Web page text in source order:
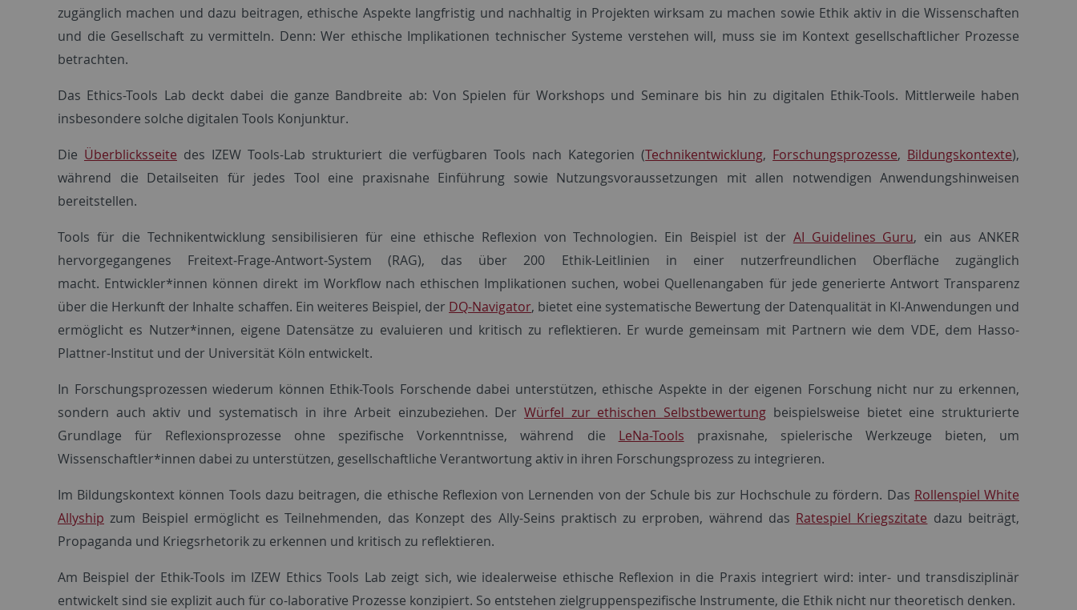
zugänglich machen und dazu beitragen, ethische Aspekte langfristig und nachhaltig in Projekten wirksam zu machen sowie Ethik aktiv in die Wissenschaften
und die Gesellschaft zu vermitteln. Denn: Wer ethische Implikationen technischer Systeme verstehen will, muss sie im Kontext gesellschaftlicher Prozesse
betrachten.
Das Ethics-Tools Lab deckt dabei die ganze Bandbreite ab: Von Spielen für Workshops und Seminare bis hin zu digitalen Ethik-Tools. Mittlerweile haben
insbesondere solche digitalen Tools Konjunktur.
Die Überblicksseite des IZEW Tools-Lab strukturiert die verfügbaren Tools nach Kategorien (Technikentwicklung, Forschungsprozesse, Bildungskontexte),
während die Detailseiten für jedes Tool eine praxisnahe Einführung sowie Nutzungsvoraussetzungen mit allen notwendigen Anwendungshinweisen
bereitstellen.
Tools für die Technikentwicklung sensibilisieren für eine ethische Reflexion von Technologien. Ein Beispiel ist der AI Guidelines Guru, ein aus ANKER
hervorgegangenes Freitext-Frage-Antwort-System (RAG), das über 200 Ethik-Leitlinien in einer nutzerfreundlichen Oberfläche zugänglich
macht. Entwickler*innen können direkt im Workflow nach ethischen Implikationen suchen, wobei Quellenangaben für jede generierte Antwort Transparenz
über die Herkunft der Inhalte schaffen. Ein weiteres Beispiel, der DQ-Navigator, bietet eine systematische Bewertung der Datenqualität in KI-Anwendungen und
ermöglicht es Nutzer*innen, eigene Datensätze zu evaluieren und kritisch zu reflektieren. Er wurde gemeinsam mit Partnern wie dem VDE, dem Hasso-
Plattner-Institut und der Universität Köln entwickelt.
In Forschungsprozessen wiederum können Ethik-Tools Forschende dabei unterstützen, ethische Aspekte in der eigenen Forschung nicht nur zu erkennen,
sondern auch aktiv und systematisch in ihre Arbeit einzubeziehen. Der Würfel zur ethischen Selbstbewertung beispielsweise bietet eine strukturierte
Grundlage für Reflexionsprozesse ohne spezifische Vorkenntnisse, während die
LeNa-Tools
praxisnahe, spielerische Werkzeuge bieten, um
Wissenschaftler*innen dabei zu unterstützen, gesellschaftliche Verantwortung aktiv in ihren Forschungsprozess zu integrieren.
Im Bildungskontext können Tools dazu beitragen, die ethische Reflexion von Lernenden von der Schule bis zur Hochschule zu fördern. Das Rollenspiel White
Allyship zum Beispiel ermöglicht es Teilnehmenden, das Konzept des Ally-Seins praktisch zu erproben, während das Ratespiel Kriegszitate dazu beiträgt,
Propaganda und Kriegsrhetorik zu erkennen und kritisch zu reflektieren.
Am Beispiel der Ethik-Tools im IZEW Ethics Tools Lab zeigt sich, wie idealerweise ethische Reflexion in die Praxis integriert wird: inter- und transdisziplinär
entwickelt sind sie explizit auch für co-laborative Prozesse konzipiert. So entstehen zielgruppenspezifische Instrumente, die Ethik nicht nur theoretisch denken.